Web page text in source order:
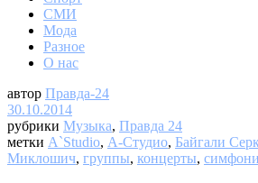
СМИ
Мода
Разное
О нас
автор Правда-24
30.10.2014
рубрики Музыка, Правда 24
метки A`Studio, А-Студио, Байгали
Миклошич, группы, концерты,